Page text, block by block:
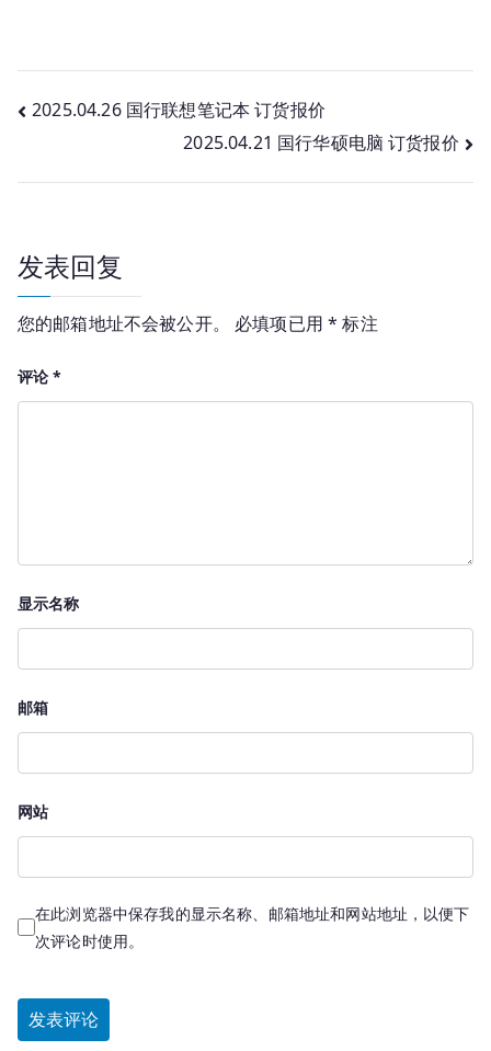
文
航
2025.04.26 国行联想笔记本 订货报价
2025.04.21 国行华硕电脑 订货报价
发表回复
您的邮箱地址不会被公开。 必填项已用* 标注
评论*
显示名称
邮箱
网站
在此浏览器中保存我的显示名称、邮箱地址和网站地址，以便下
次评论时使用。